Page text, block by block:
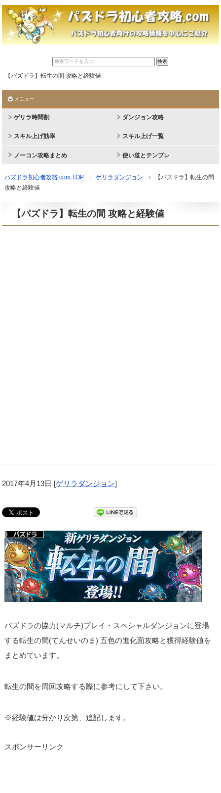
【パズドラ】転生の間 攻略と経験値
メニュー
ゲリラ時間割 ダンジョン攻略
スキル上げ効率 スキル上げ一覧
ノーコン攻略まとめ 使い道とテンプレ
パズドラ初心者攻略.com TOP ゲリラダンジョン
【パズドラ】転生の間
攻略と経験値
【パズドラ】転生の間 攻略と経験値
2017年4月13日 [ゲリラダンジョン]
パズドラの協力(マルチ)プレイ・スペシャルダンジョンに登場
する転生の間(てんせいのま) 五色の進化面攻略と獲得経験値を
まとめています。
転生の間を周回攻略する際に参考にして下さい。
※経験値は分かり次第、追記します。
スポンサーリンク